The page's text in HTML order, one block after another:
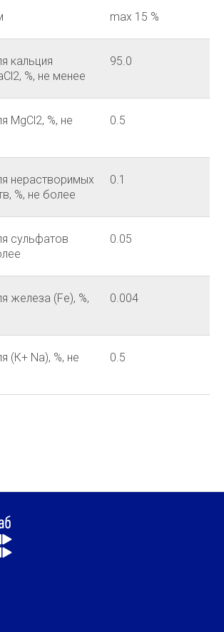
max 15 %
кальция
%, не менее
95.0
MgCl2, %, не
0.5
нерастворимых
%, не более
0.1
сульфатов
0.05
железа (Fe), %,
0.004
(К+ Na), %, не
0.5